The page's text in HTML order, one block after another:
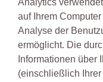
Analytics
auf Ihrem
Analyse der
ermöglicht. Die
Informationen über
(einschließlich